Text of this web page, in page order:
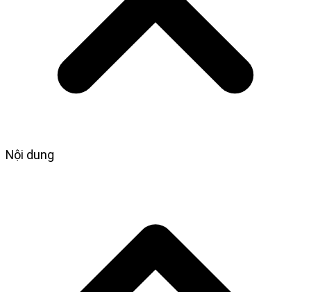
Nội dung